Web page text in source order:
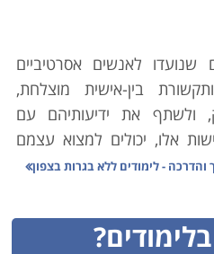
שנועדו לאנשים אסרטיביים
בין-אישית מוצלחת,
ולשתף את ידיעותיהם עם
אלו, יכולים למצוא עצמם
המוצגים בין הדפים הבאים
לשם כך. שפע האפשרויות
למצוא תחום עניין ואפיק
והדרכה - לימודים ללא בגרות בצפון